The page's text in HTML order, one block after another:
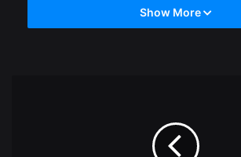
ऑटो चालक अब भाजपा को पूर्ण समर्थन एवं सहयोग देने के
Show More